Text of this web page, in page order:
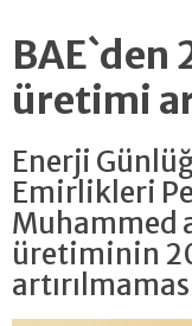
BAE`den
üretimi
Enerji
Emirlikleri
Muhammed
üretiminin